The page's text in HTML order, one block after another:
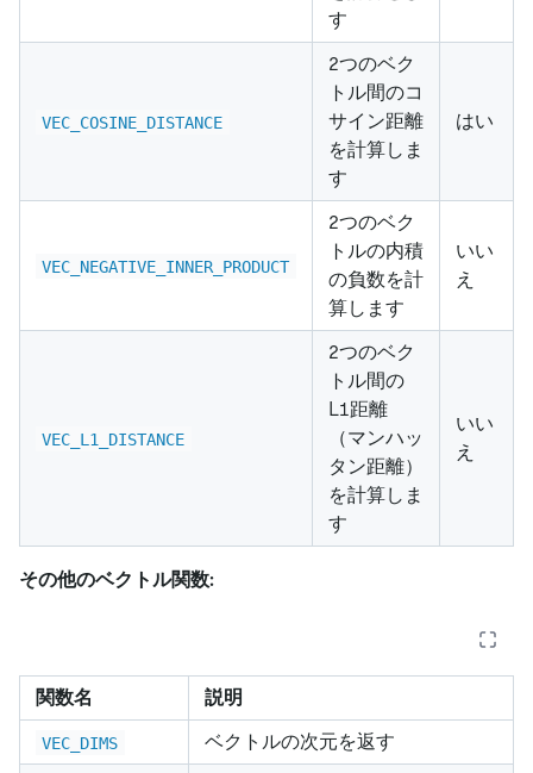
す
VEC_COSINE_DISTANCE
2つのベク
トル間のコ
サイン距離
を計算しま
す
はい
VEC_NEGATIVE_INNER_PRODUCT
2つのベク
トルの内積
の負数を計
算します
いい
え
VEC_L1_DISTANCE
2つのベク
トル間の
L1距離
（マンハッ
タン距離）
を計算しま
す
いい
え
その他のベクトル関数:
関数名 説明
VEC_DIMS ベクトルの次元を返す